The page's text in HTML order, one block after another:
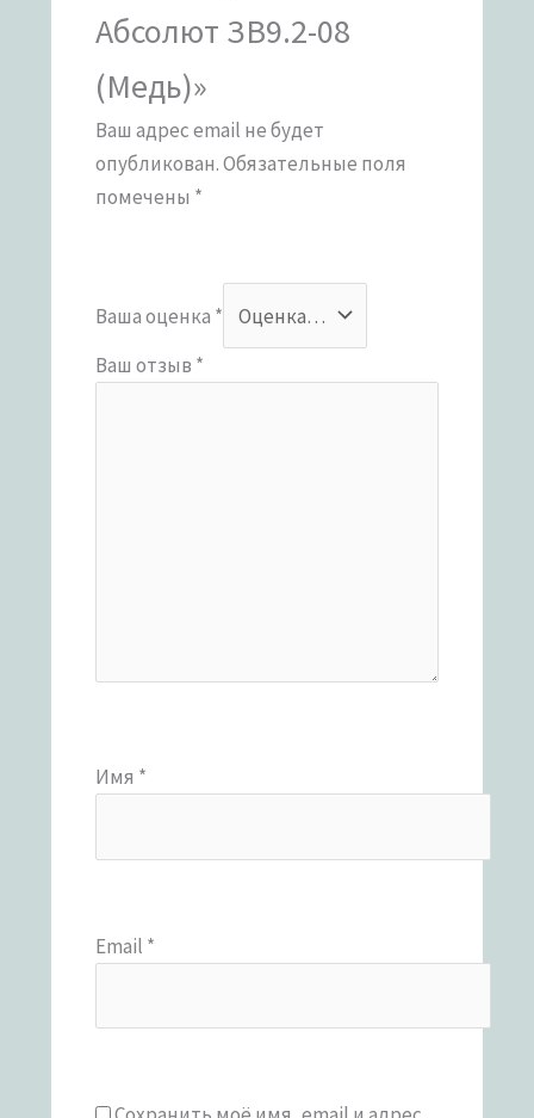
Абсолют ЗВ9.2-08
(Медь)»
Ваш адрес email не будет
опубликован.Обязательные поля
помечены *
Ваша оценка *
Ваш отзыв *
Имя *
Email *